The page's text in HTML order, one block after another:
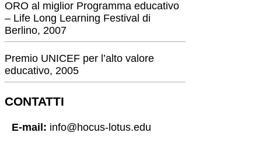
ORO al miglior Programma educativo
– Life Long Learning Festival di
Berlino, 2007
Premio UNICEF per l’alto valore
educativo, 2005
CONTATTI
E-mail: info@hocus-lotus.edu